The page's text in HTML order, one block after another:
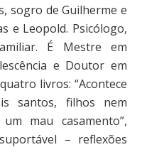
sogro de Guilherme e
e Leopold. Psicólogo,
É Mestre em
e Doutor em
livros: “Acontece
santos, filhos nem
mau casamento”,
– reflexões